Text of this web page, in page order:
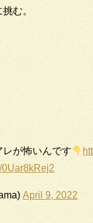
む。
が怖いんです
0Uar8kRej2
April 9, 2022